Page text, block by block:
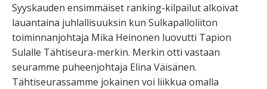
Syyskauden ensimmäiset ranking-kilpailut alkoivat
lauantaina juhlallisuuksin kun Sulkapalloliiton
toiminnanjohtaja Mika Heinonen luovutti Tapion
Sulalle Tähtiseura-merkin. Merkin otti vastaan
seuramme puheenjohtaja Elina Väisänen.
Tähtiseurassamme jokainen voi liikkua omalla